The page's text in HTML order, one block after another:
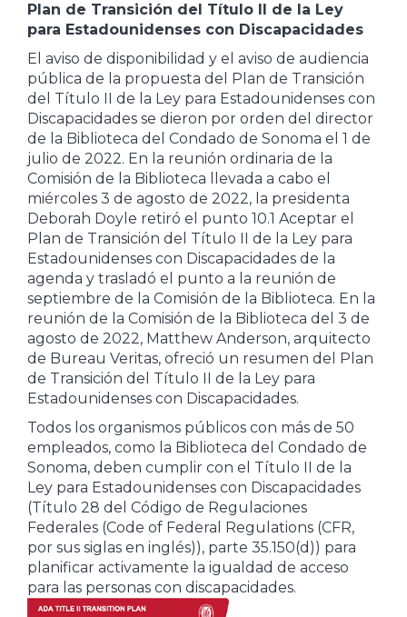
Plan de Transición del Título II de la Ley
para Estadounidenses con Discapacidades
El aviso de disponibilidad y el aviso de audiencia
pública de la propuesta del Plan de Transición
del Título II de la Ley para Estadounidenses con
Discapacidades se dieron por orden del director
de la Biblioteca del Condado de Sonoma el 1 de
julio de 2022. En la reunión ordinaria de la
Comisión de la Biblioteca llevada a cabo el
miércoles 3 de agosto de 2022, la presidenta
Deborah Doyle retiró el punto 10.1 Aceptar el
Plan de Transición del Título II de la Ley para
Estadounidenses con Discapacidades de la
agenda y trasladó el punto a la reunión de
septiembre de la Comisión de la Biblioteca. En la
reunión de la Comisión de la Biblioteca del 3 de
agosto de 2022, Matthew Anderson, arquitecto
de Bureau Veritas, ofreció un resumen del Plan
de Transición del Título II de la Ley para
Estadounidenses con Discapacidades.
Todos los organismos públicos con más de 50
empleados, como la Biblioteca del Condado de
Sonoma, deben cumplir con el Título II de la
Ley para Estadounidenses con Discapacidades
(Título 28 del Código de Regulaciones
Federales (Code of Federal Regulations (CFR,
por sus siglas en inglés)), parte 35.150(d)) para
planificar activamente la igualdad de acceso
para las personas con discapacidades.